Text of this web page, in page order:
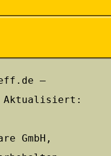
–
Aktualisiert:
GmbH,